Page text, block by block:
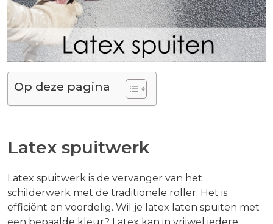
Op deze pagina
Latex spuitwerk
Latex spuitwerk is de vervanger van het
schilderwerk met de traditionele roller. Het is
efficiënt en voordelig. Wil je latex laten spuiten met